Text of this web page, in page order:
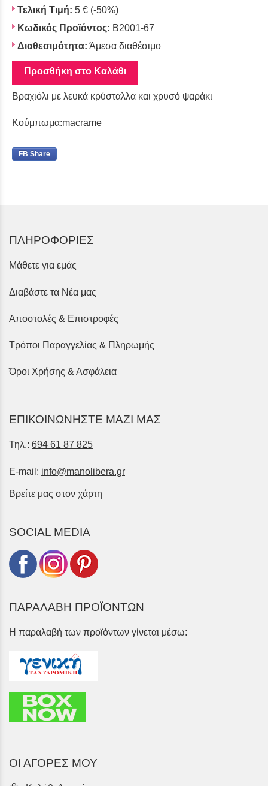
Τελική Τιμή: 5 € (-50%)
Κωδικός Προϊόντος: B2001-67
Διαθεσιμότητα: Άμεσα διαθέσιμο
Προσθήκη στο Καλάθι
Βραχιόλι με λευκά κρύσταλλα και χρυσό ψαράκι
Κούμπωμα:macrame
FB Share
ΠΛΗΡΟΦΟΡΙΕΣ
Μάθετε για εμάς
Διαβάστε τα Νέα μας
Αποστολές & Επιστροφές
Τρόποι Παραγγελίας & Πληρωμής
Όροι Χρήσης & Ασφάλεια
ΕΠΙΚΟΙΝΩΝΗΣΤΕ ΜΑΖΙ ΜΑΣ
Τηλ.: 694 61 87 825
E-mail: info@manolibera.gr
Βρείτε μας στον χάρτη
SOCIAL MEDIA
ΠΑΡΑΛΑΒΗ ΠΡΟΪΟΝΤΩΝ
Η παραλαβή των προϊόντων γίνεται μέσω:
ΟΙ ΑΓΟΡΕΣ ΜΟΥ